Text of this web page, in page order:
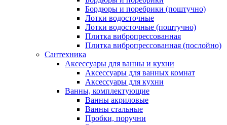
Бордюры и поребрики (поштучно)
Лотки водосточные
Лотки водосточные (поштучно)
Плитка вибропрессованная
Плитка вибропрессованная (послойно)
Сантехника
Аксессуары для ванны и кухни
Аксессуары для ванных комнат
Аксессуары для кухни
Ванны, комплектующие
Ванны акриловые
Ванны стальные
Пробки, поручни